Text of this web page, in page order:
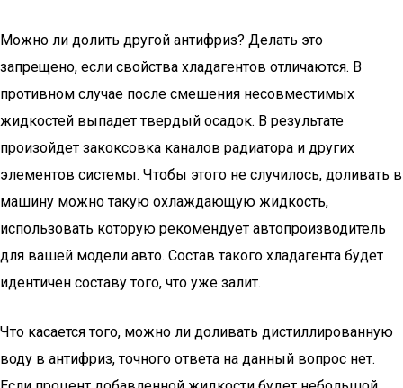
Можно ли долить другой антифриз? Делать это
запрещено, если свойства хладагентов отличаются. В
противном случае после смешения несовместимых
жидкостей выпадет твердый осадок. В результате
произойдет закоксовка каналов радиатора и других
элементов системы. Чтобы этого не случилось, доливать в
машину можно такую охлаждающую жидкость,
использовать которую рекомендует автопроизводитель
для вашей модели авто. Состав такого хладагента будет
идентичен составу того, что уже залит.
Что касается того, можно ли доливать дистиллированную
воду в антифриз, точного ответа на данный вопрос нет.